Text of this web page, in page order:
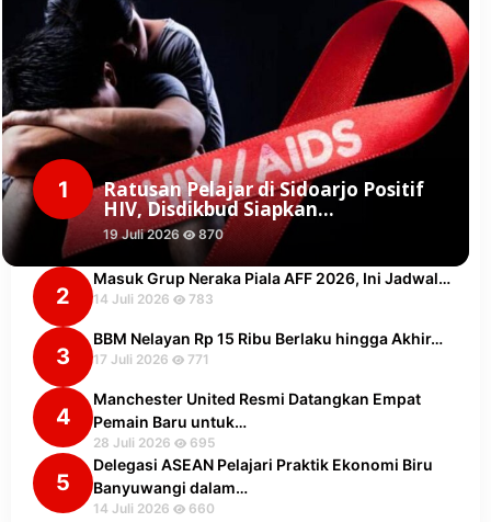
1 Ratusan Pelajar di Sidoarjo Positif
HIV, Disdikbud Siapkan…
19 Juli 2026 870
2
Masuk Grup Neraka Piala AFF 2026, Ini Jadwal…
14 Juli 2026 783
3
BBM Nelayan Rp 15 Ribu Berlaku hingga Akhir…
17 Juli 2026 771
4
Manchester United Resmi Datangkan Empat
Pemain Baru untuk…
28 Juli 2026 695
5
Delegasi ASEAN Pelajari Praktik Ekonomi Biru
Banyuwangi dalam…
14 Juli 2026 660